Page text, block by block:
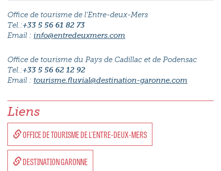
Office de tourisme de l'Entre-deux-Mers
Tel.:+33 5 56 61 82 73
Email : info@entredeuxmers.com
Office de tourisme du Pays de Cadillac et de Podensac
Tel.:+33 5 56 62 12 92
Email : tourisme.fluvial@destination-garonne.com
Liens
OFFICE DE TOURISME DE L'ENTRE-DEUX-MERS
DESTINATION GARONNE